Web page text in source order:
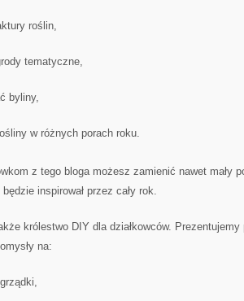
roślin,
tematyczne,
byliny,
w różnych porach roku.
z tego bloga możesz zamienić nawet mały
inspirował przez cały rok.
królestwo DIY dla działkowców.
na: